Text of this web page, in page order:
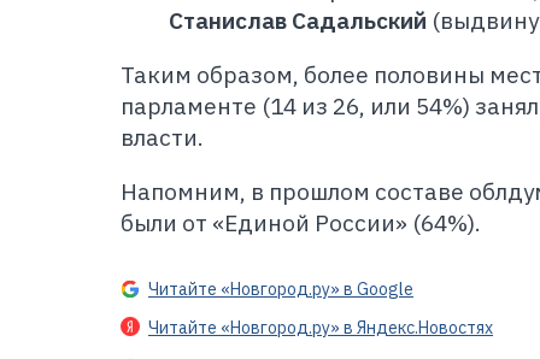
Станислав Садальский
Таким образом, более половины
парламенте (14 из 26, или 54%)
власти.
Напомним, в прошлом составе
были от «Единой России» (64%).
Читайте «Новгород.ру» в Google
Читайте «Новгород.ру» в Яндекс.Новостях